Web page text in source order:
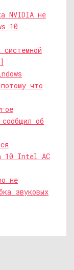
NVIDIA не
10
системной
что
об
10 Intel AC
не
звуковых